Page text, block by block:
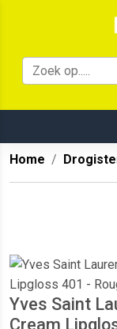
Home
Yves Saint
Cream